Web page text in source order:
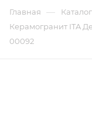
Главная — Каталог
Керамогранит ITA
00092